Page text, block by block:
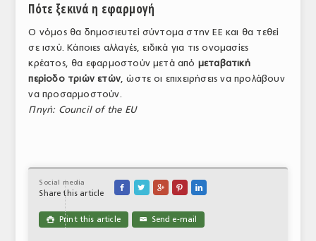
Πότε ξεκινά η εφαρμογή
Ο νόμος θα δημοσιευτεί σύντομα στην ΕΕ και θα τεθεί
σε ισχύ. Κάποιες αλλαγές, ειδικά για τις ονομασίες
κρέατος, θα εφαρμοστούν μετά από μεταβατική
περίοδο τριών ετών, ώστε οι επιχειρήσεις να προλάβουν
να προσαρμοστούν.
Πηγή: Council of the EU
Social media
Share this article
    
 Print this article ✉ Send e-mail